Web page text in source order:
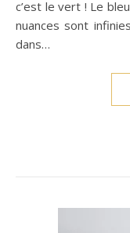
c’est le vert ! Le
nuances sont
dans…